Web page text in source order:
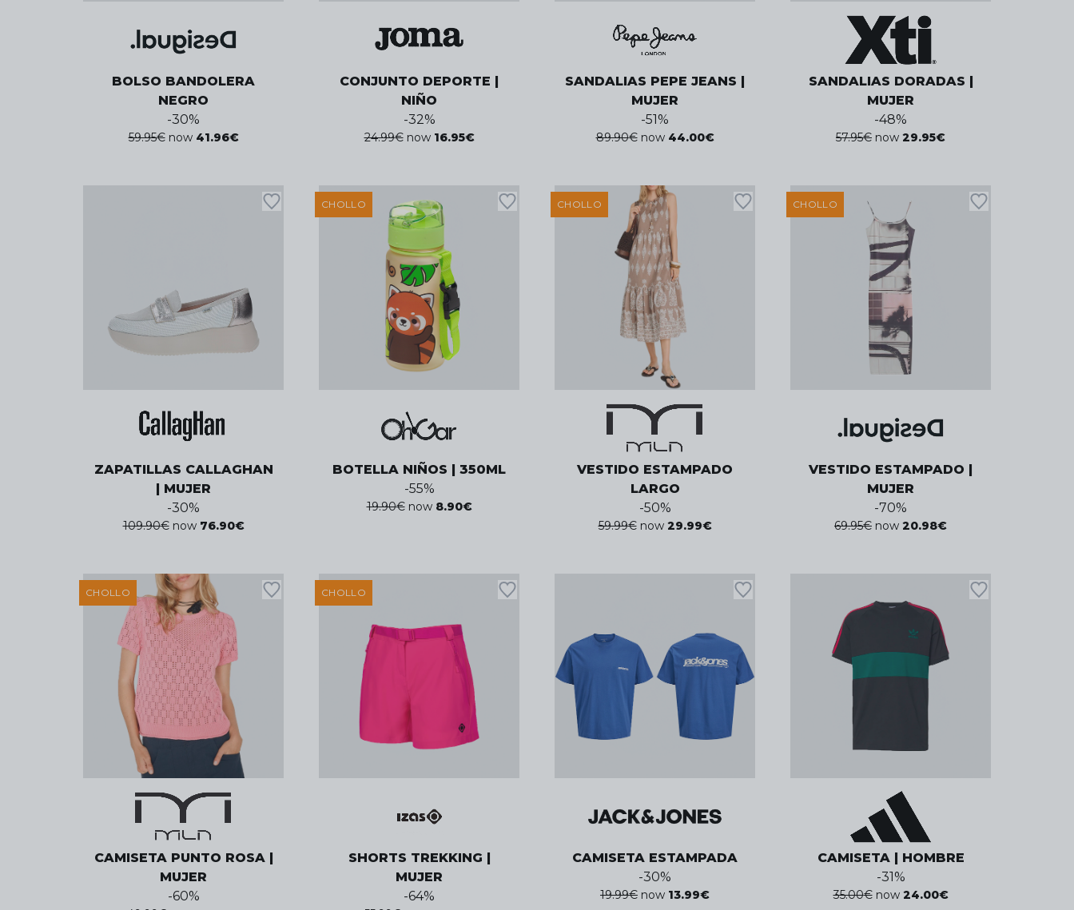
BOLSO BANDOLERA
NEGRO
-30%
59.95€ now 41.96€
CONJUNTO DEPORTE |
NIÑO
-32%
24.99€ now 16.95€
SANDALIAS PEPE JEANS |
MUJER
-51%
89.90€ now 44.00€
SANDALIAS DORADAS |
MUJER
-48%
57.95€ now 29.95€
ZAPATILLAS CALLAGHAN
| MUJER
-30%
109.90€ now 76.90€
CHOLLO
BOTELLA NIÑOS | 350ML
-55%
19.90€ now 8.90€
CHOLLO
VESTIDO ESTAMPADO
LARGO
-50%
59.99€ now 29.99€
CHOLLO
VESTIDO ESTAMPADO |
MUJER
-70%
69.95€ now 20.98€
CHOLLO
CAMISETA PUNTO ROSA |
MUJER
-60%
CHOLLO
SHORTS TREKKING |
MUJER
-64%
CAMISETA ESTAMPADA
-30%
19.99€ now 13.99€
CAMISETA | HOMBRE
-31%
35.00€ now 24.00€